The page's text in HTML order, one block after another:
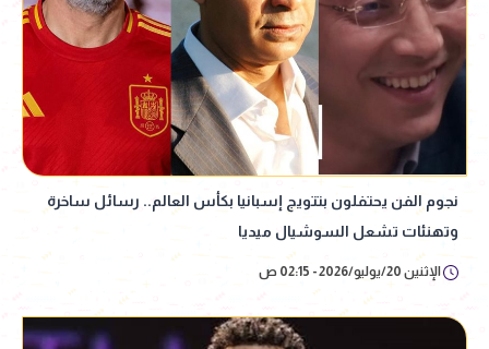
نجوم الفن يحتفلون بتتويج إسبانيا بكأس العالم.. رسائل ساخرة
وتهنئات تشعل السوشيال ميديا
الإثنين 20/يوليو/2026 - 02:15 ص